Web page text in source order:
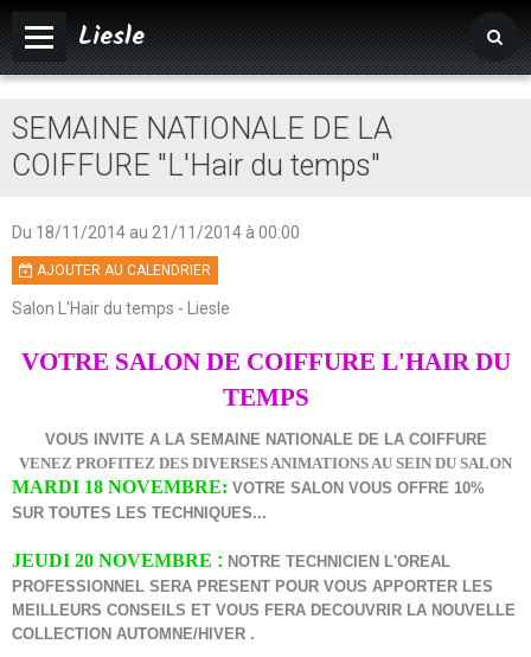
Liesle
Vie associative
Tourisme
SEMAINE NATIONALE DE LA
COIFFURE "L'Hair du temps"
Du 18/11/2014 au 21/11/2014 à 00:00
AJOUTER AU CALENDRIER
Salon L'Hair du temps - Liesle
VOTRE SALON DE COIFFURE L'HAIR DU
TEMPS
VOUS INVITE A LA SEMAINE NATIONALE DE LA COIFFURE
VENEZ PROFITEZ DES DIVERSES ANIMATIONS AU SEIN DU SALON
MARDI 18 NOVEMBRE: VOTRE SALON VOUS OFFRE 10%
SUR TOUTES LES TECHNIQUES...
JEUDI 20 NOVEMBRE : NOTRE TECHNICIEN L'OREAL
PROFESSIONNEL SERA PRESENT POUR VOUS APPORTER LES
MEILLEURS CONSEILS ET VOUS FERA DECOUVRIR LA NOUVELLE
COLLECTION AUTOMNE/HIVER .